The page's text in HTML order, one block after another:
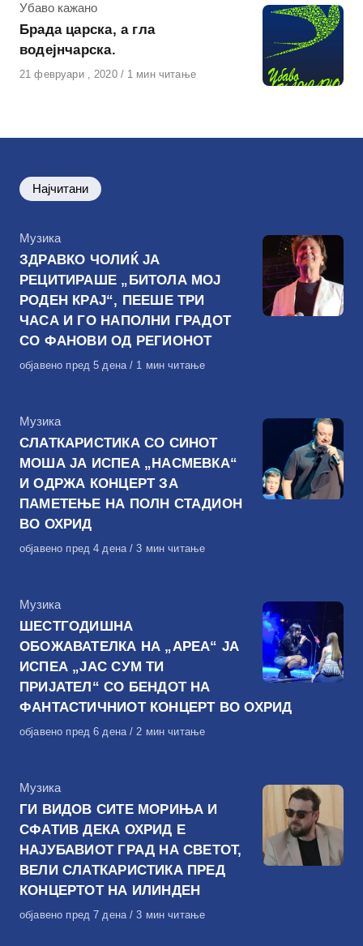
КАтегорија
Убаво кажано
Брада царска, а гла
водејнчарска.
Објавено
21 февруари , 2020 1 мин читање
Најчитани
КАтегорија
Музика
ЗДРАВКО ЧОЛИЌ ЈА
РЕЦИТИРАШЕ „БИТОЛА МОЈ
РОДЕН КРАЈ“, ПЕЕШЕ ТРИ
ЧАСА И ГО НАПОЛНИ ГРАДОТ
СО ФАНОВИ ОД РЕГИОНОТ
Објавено
објавено пред 5 дена 1 мин читање
КАтегорија
Музика
СЛАТКАРИСТИКА СО СИНОТ
МОША ЈА ИСПЕА „НАСМЕВКА“
И ОДРЖА КОНЦЕРТ ЗА
ПАМЕТЕЊЕ НА ПОЛН СТАДИОН
ВО ОХРИД
Објавено
објавено пред 4 дена 3 мин читање
КАтегорија
Музика
ШЕСТГОДИШНА
ОБОЖАВАТЕЛКА НА „АРЕА“ ЈА
ИСПЕА „ЈАС СУМ ТИ
ПРИЈАТЕЛ“ СО БЕНДОТ НА
ФАНТАСТИЧНИОТ КОНЦЕРТ ВО ОХРИД
Објавено
објавено пред 6 дена 2 мин читање
КАтегорија
Музика
ГИ ВИДОВ СИТЕ МОРИЊА И
СФАТИВ ДЕКА ОХРИД Е
НАЈУБАВИОТ ГРАД НА СВЕТОТ,
ВЕЛИ СЛАТКАРИСТИКА ПРЕД
КОНЦЕРТОТ НА ИЛИНДЕН
Објавено
објавено пред 7 дена 3 мин читање